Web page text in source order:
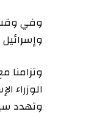
وفي
الوزراء
وتهدد